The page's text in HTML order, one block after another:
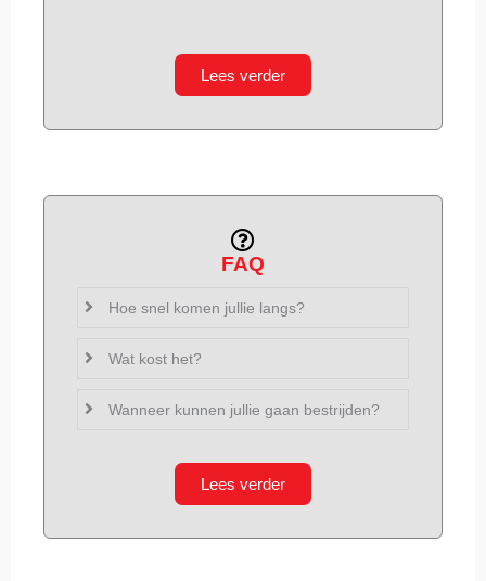
Lees verder
FAQ
Hoe snel komen jullie langs?
Wat kost het?
Wanneer kunnen jullie gaan bestrijden?
Lees verder